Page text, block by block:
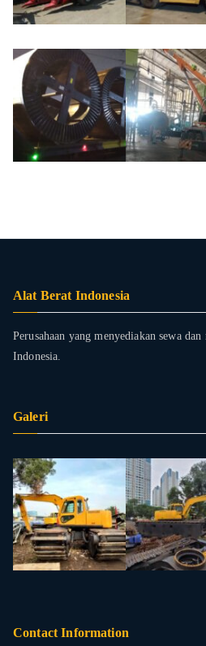
Alat Berat Indonesia
Perusahaan yang menyediakan sewa
Indonesia.
Galeri
Contact Information